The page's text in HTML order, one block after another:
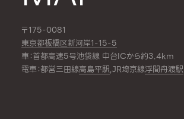
〒175-0081
東京都板橋区新河岸1-15-5
車：首都高速5号池袋線 中台ICから約3.4km
電車：都営三田線高島平駅,JR埼京線浮間舟渡駅